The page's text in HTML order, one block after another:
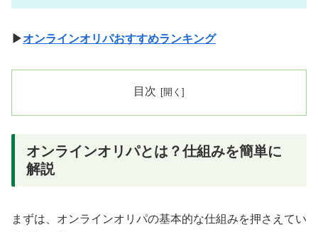
▶オンラインオリパおすすめランキング
目次
オンラインオリパとは？仕組みを簡単に
解説
まずは、オンラインオリパの基本的な仕組みを押さえてい